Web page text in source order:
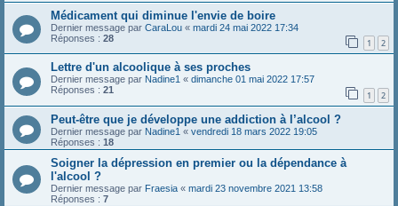
Médicament qui diminue l'envie de boire
Dernier message par CaraLou « mardi 24 mai 2022 17:34
Réponses : 28 1 2
Lettre d'un alcoolique à ses proches
Dernier message par Nadine1 « dimanche 01 mai 2022 17:57
Réponses : 21 1 2
Peut-être que je développe une addiction à l’alcool ?
Dernier message par Nadine1 « vendredi 18 mars 2022 19:05
Réponses : 18
Soigner la dépression en premier ou la dépendance à
l'alcool ?
Dernier message par Fraesia « mardi 23 novembre 2021 13:58
Réponses : 7